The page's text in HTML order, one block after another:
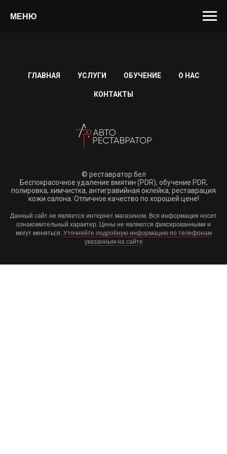
МЕНЮ
ГЛАВНАЯ УСЛУГИ ОБУЧЕНИЕ О НАС
КОНТАКТЫ
© реставратор.бел
Беспокрасочное удаление вмятин (PDR), обучение PDR,
полировка, химчистка, антигравийная оклейка, реставрация
кожи салона. Отличное качество по хорошей цене!
Данный сайт не является интернет магазином. Вся информация носит
ознакомительный характер. Цены не являются фиксированными и
могут меняться. Уточняйте подробную информацию по телефонам
указанным на сайте